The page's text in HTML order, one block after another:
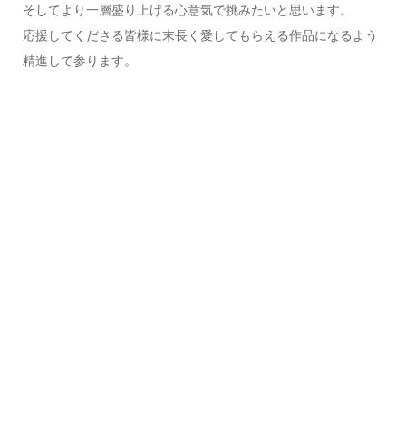
そしてより一層盛り上げる心意気で挑みたいと思います。
応援してくださる皆様に末長く愛してもらえる作品になるよう
精進して参ります。